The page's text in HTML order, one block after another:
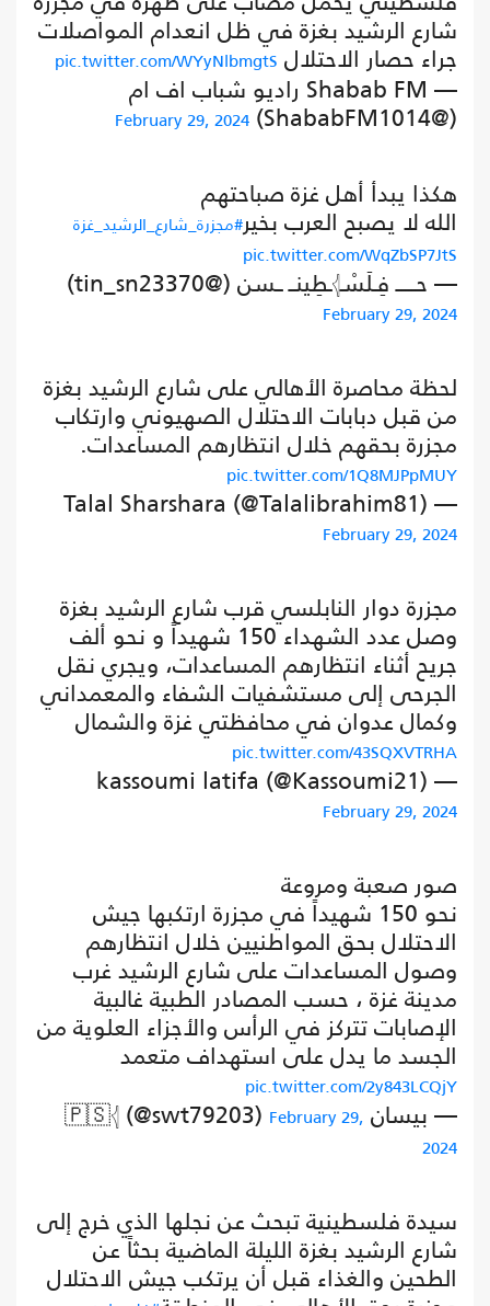
شارع الرشيد بغزة في ظل انعدام المواصلات
جراء حصار الاحتلال pic.twitter.com/WYyNlbmgtS
— Shabab FM راديو شباب اف ام
(@ShababFM1014)
February 29, 2024
هكذا يبدأ أهل غزة صباحتهم
الله لا يصبح العرب بخير#مجزرة_شارع_الرشيد_غزة
pic.twitter.com/WqZbSP7JtS
— حــــــ فِـلَسْـ𓂆ـطِينــ ــسن (@tin_sn23370)
February 29, 2024
لحظة محاصرة الأهالي على شارع الرشيد بغزة
من قبل دبابات الاحتلال الصهيوني وارتكاب
مجزرة بحقهم خلال انتظارهم المساعدات.
pic.twitter.com/1Q8MJPpMUY
— Talal Sharshara (@Talalibrahim81)
February 29, 2024
مجزرة دوار النابلسي قرب شارع الرشيد بغزة
وصل عدد الشهداء 150 شهيداً و نحو ألف
جريح أثناء انتظارهم المساعدات، ويجري نقل
الجرحى إلى مستشفيات الشفاء والمعمداني
وكمال عدوان في محافظتي غزة والشمال
pic.twitter.com/43SQXVTRHA
— kassoumi latifa (@Kassoumi21)
February 29, 2024
صور صعبة ومروعة
نحو 150 شهيداً في مجزرة ارتكبها جيش
الاحتلال بحق المواطنيين خلال انتظارهم
وصول المساعدات على شارع الرشيد غرب
مدينة غزة ، حسب المصادر الطبية غالبية
الإصابات تتركز في الرأس والأجزاء العلوية من
الجسد ما يدل على استهداف متعمد
pic.twitter.com/2y843LCQjY
— بيسان 🇵🇸𓂆 (@swt79203) February 29,
2024
سيدة فلسطينية تبحث عن نجلها الذي خرج إلى
شارع الرشيد بغزة الليلة الماضية بحثاً عن
الطحين والغذاء قبل أن يرتكب جيش الاحتلال